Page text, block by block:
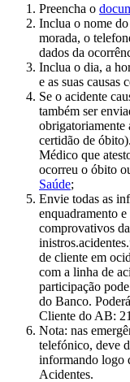
Preencha o
Inclua o nome do
morada, o
dados da
Inclua o dia, a
e as suas causas
Se o acidente
também ser
obrigatoriamente
certidão de
Médico que
ocorreu o óbito
Saúde;​
Envie todas as
enquadramento
comprovativos
de cliente em
com a linha de
participação
do Banco.
Cliente do AB:
Nota: nas
telefónico, deve
informando logo
Acidentes.​​